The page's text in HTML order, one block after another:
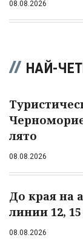
08.08.2026
НАЙ-
лято
08.08.2026
До края на
линии 12,
08.08.2026